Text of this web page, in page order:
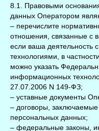
8.1. Правовыми
данных Оператором
– перечислите
отношения, связанные с
если ваша деятельность
технологиями, в
можно указать
информационных
27.07.2006 N 149-ФЗ;
– уставные документы
– договоры,
персональных данных;
– федеральные законы,